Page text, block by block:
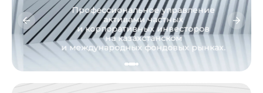
Профессиональное управление
активами частных
и корпоративных инвесторов
на казахстанском
и международных фондовых рынках.